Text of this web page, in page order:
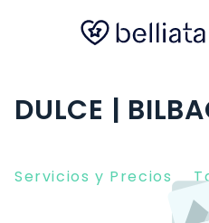
DULCE |
Servicios y Precios